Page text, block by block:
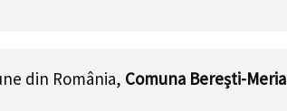
din România, Comuna Berești-Meria